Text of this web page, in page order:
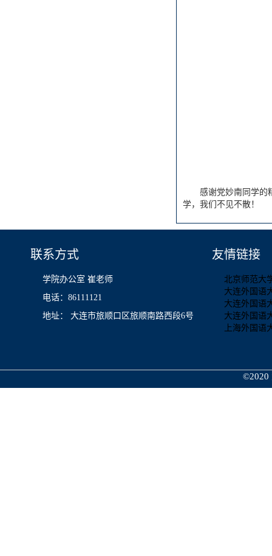
感谢党妙南同学的
学，我们不见不散！
联系方式
学院办公室 崔老师
电话：86111121
地址： 大连市旅顺口区旅顺南路西段6号
友情链接
北京师范大
大连外国语
大连外国语
大连外国语
上海外国语
©2020